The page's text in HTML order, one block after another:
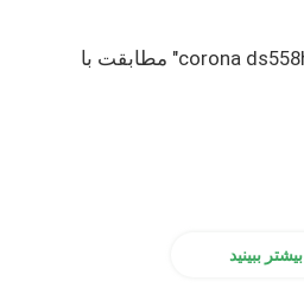
متأسفیم - جستجوی شما "corona ds558hv" مطابقت با
بیشتر ببینید